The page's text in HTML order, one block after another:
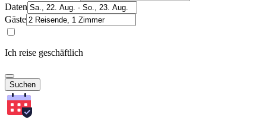
Daten
Gäste
Ich reise geschäftlich
Suchen